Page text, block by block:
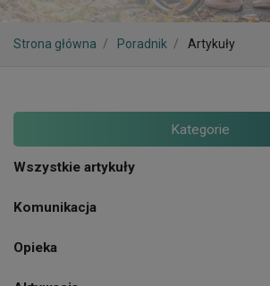
Strona główna Poradnik Artykuły
Kategorie
Wszystkie artykuły
Komunikacja
Opieka